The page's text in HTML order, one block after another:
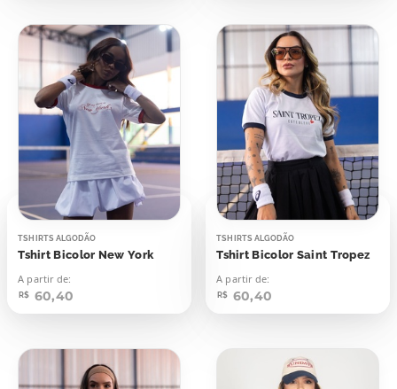
TSHIRTS ALGODÃO
Tshirt Bicolor New York
A partir de:
R$ 60,40
TSHIRTS ALGODÃO
Tshirt Bicolor Saint Tropez
A partir de:
R$ 60,40